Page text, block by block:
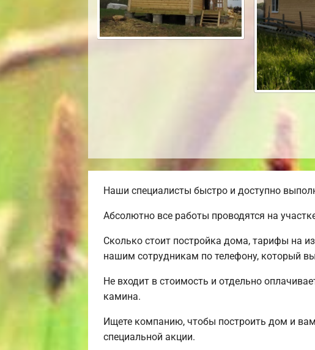
Наши специалисты быстро и доступно
Абсолютно все работы проводятся на
Сколько стоит постройка дома, тарифы на
нашим сотрудникам по телефону, который
Не входит в стоимость и отдельно
камина.
Ищете компанию, чтобы построить дом и
специальной акции.